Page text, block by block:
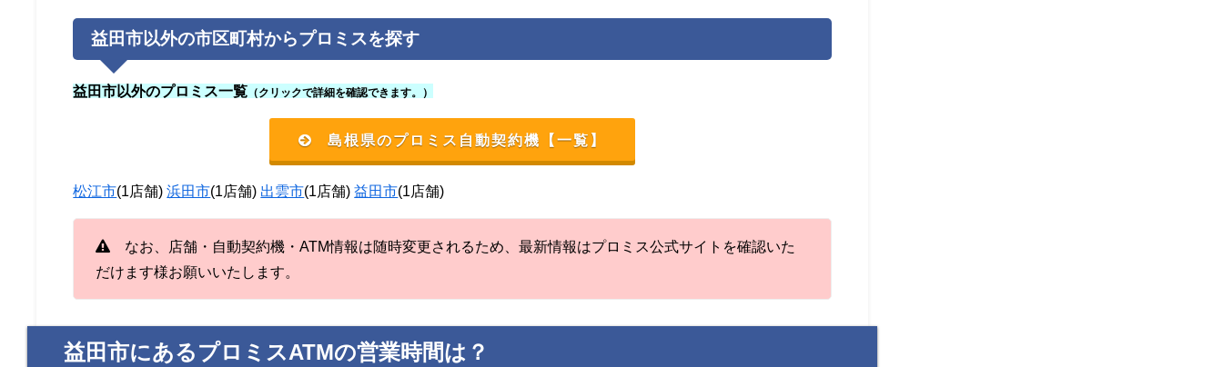
益田市以外の市区町村からプロミスを探す
益田市以外のプロミス一覧 （クリックで詳細を確認できます。）
島根県のプロミス自動契約機【一覧】
松江市(1店舗)浜田市(1店舗) 出雲市(1店舗)益田市(1店舗)
なお、店舗・自動契約機・ATM情報は随時変更されるため、最新情報はプロミス公式サイトを確認いた
だけます様お願いいたします。
益田市にあるプロミスATMの営業時間は？